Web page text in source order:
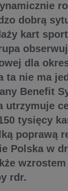
dobrą
kart
dla
ta nie ma
Benefit
utrzymuje
tysięcy
poprawą
Polska w
rdr.